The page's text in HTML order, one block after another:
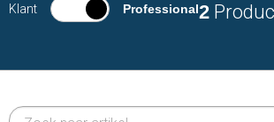
Klant Professional2